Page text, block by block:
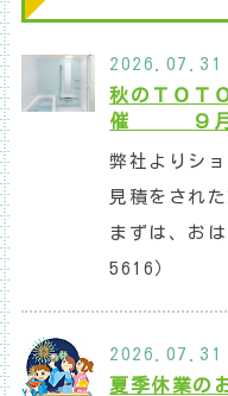
2026.07.31
秋のＴＯＴ
催 ９月
弊社よりシ
見積をされ
まずは、お
5616）
2026.07.31
夏季休業の